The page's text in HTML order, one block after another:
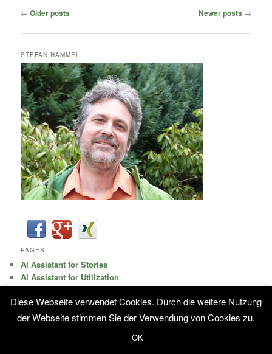
Post
← Older posts Newer posts →
STEFAN HAMMEL
PAGES
AI Assistant for Stories
AI Assistant for Utilization
Datenschutz
Who I am…
Diese Webseite verwendet Cookies. Durch die weitere Nutzung
der Webseite stimmen Sie der Verwendung von Cookies zu.
OK